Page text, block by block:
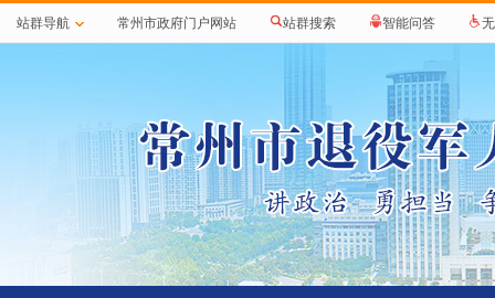
站群导航 常州市政府门户网站 站群搜索 智能问答